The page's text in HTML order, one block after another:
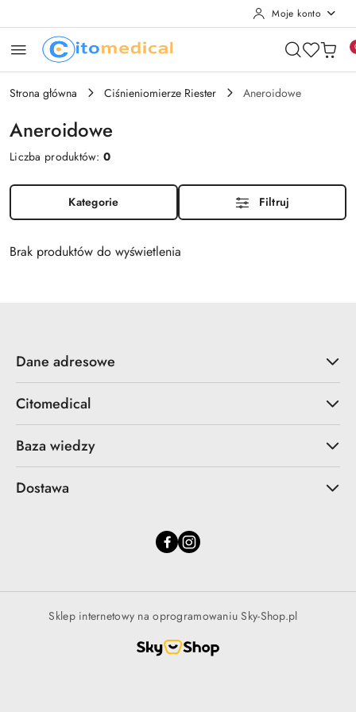
Moje konto
Strona główna Ciśnieniomierze Riester Aneroidowe
Aneroidowe
Liczba produktów:0
Kategorie Filtruj
Brak produktów do wyświetlenia
Dane adresowe
Citomedical
Baza wiedzy
Dostawa
Sklep internetowy na oprogramowaniu Sky-Shop.pl